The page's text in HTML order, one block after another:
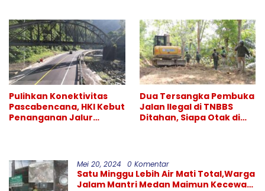
Lampung
Pulihkan Konektivitas
Pascabencana, HKI Kebut
Penanganan Jalur
Dua Tersangka Pembuka
Jalan Ilegal di TNBBS
Ditahan, Siapa Otak di
Mei 20, 2024 0 Komentar
Satu Minggu Lebih Air Mati Total,Warga
Jalam Mantri Medan Maimun Kecewa